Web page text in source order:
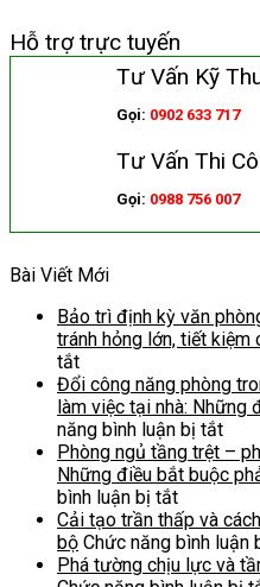
Hỗ trợ trực tuyến
Tư Vấn Kỹ
Gọi: 0902 633 717
Tư Vấn Thi
Gọi: 0988 756 007
Bài Viết Mới
Bảo trì định kỳ văn
tránh hỏng lớn, tiết kiệm
tắtở
Bảo
trì
định
kỳ
văn
phòng
cũ
–
checklist
Đổi công năng phòng
làm việc tại nhà: Những
năng bình luận bị tắtở
Đổi
nhà
Phòng ngủ tầng trệt –
Những điều bắt buộc
bình luận bị tắtở
Phòng
ngủ
tầng
Cải tạo trần thấp và
bộ Chức năng bình luận
Phá tường chịu lực và